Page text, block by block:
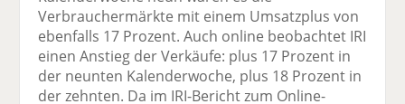
Verbrauchermärkte mit einem Umsatzplus von
ebenfalls 17 Prozent. Auch online beobachtet IRI
einen Anstieg der Verkäufe: plus 17 Prozent in
der neunten Kalenderwoche, plus 18 Prozent in
der zehnten. Da im IRI-Bericht zum Online-